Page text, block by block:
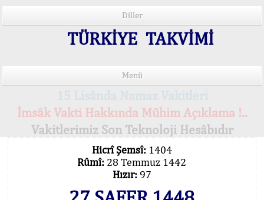
Diller
TÜRKİYE TAKVİMİ
Menü
İmsâk Vakti Hakkında Mühim Açıklama !..
Vakitlerimiz Son Teknoloji Hesâbıdır
Hicrî Şemsî: 1404
Rûmî: 28 Temmuz 1442
Hızır: 97